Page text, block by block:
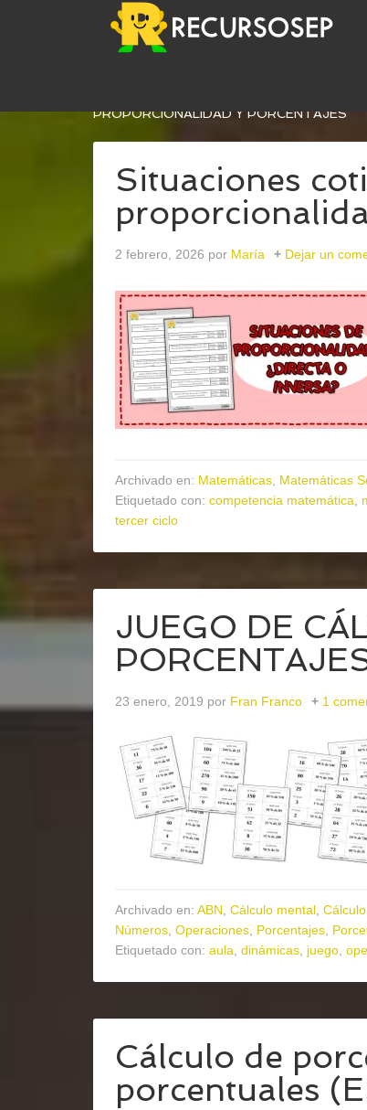
PROPORCIONALIDAD Y PORCENTAJES
Situaciones
2 febrero, 2026 por María Dejar un
Archivado en: Matemáticas Matemáticas
Etiquetado con: competencia matemática
tercer ciclo
JUEGO DE
23 enero, 2019 por Fran Franco 1
Archivado en: ABN Cálculo mental
Números Operaciones Porcentajes
Etiquetado con: aula dinámicas juego
Cálculo de
porcentuales